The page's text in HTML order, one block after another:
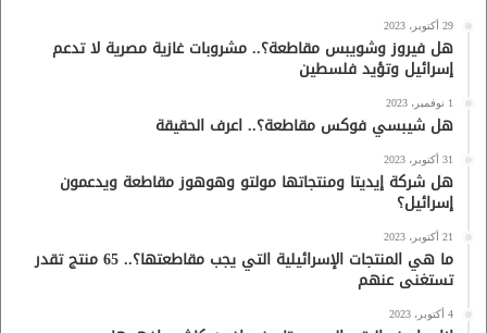
29 أكتوبر، 2023
هل فيروز وشويبس مقاطعة؟.. مشروبات غازية مصرية لا تدعم
إسرائيل وتؤيد فلسطين
1 نوفمبر، 2023
هل شيبسي فوكس مقاطعة؟.. اعرف الحقيقة
31 أكتوبر، 2023
هل شركة إيديتا ومنتجاتها مولتو وهوهوز مقاطعة ويدعمون
إسرائيل؟
21 أكتوبر، 2023
ما هي المنتجات الإسرائيلية التي يجب مقاطعتها؟.. 65 منتج تقدر
تستغنى عنهم
4 أكتوبر، 2023